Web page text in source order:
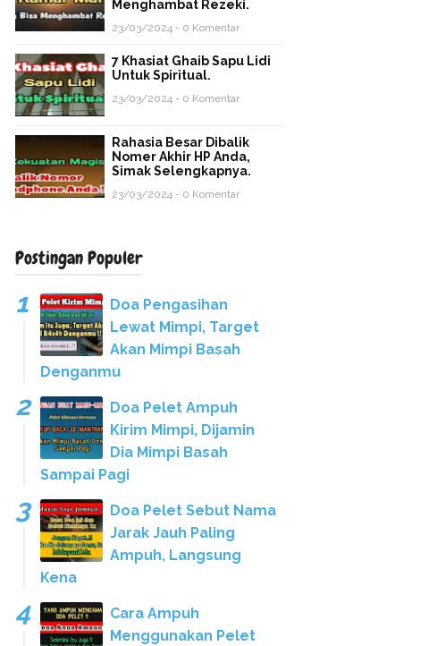
Menghambat Rezeki.
23/03/2024 - 0 Komentar
7 Khasiat Ghaib Sapu Lidi
Untuk Spiritual.
23/03/2024 - 0 Komentar
Rahasia Besar Dibalik
Nomer Akhir HP Anda,
Simak Selengkapnya.
23/03/2024 - 0 Komentar
Postingan Populer
Doa Pengasihan
Lewat Mimpi, Target
Akan Mimpi Basah
Denganmu
Doa Pelet Ampuh
Kirim Mimpi, Dijamin
Dia Mimpi Basah
Sampai Pagi
Doa Pelet Sebut Nama
Jarak Jauh Paling
Ampuh, Langsung
Kena
Cara Ampuh
Menggunakan Pelet